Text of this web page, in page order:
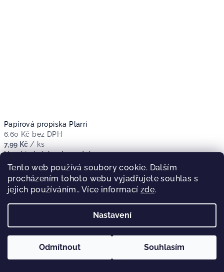
Tento web používá soubory cookie. Dalším
procházením tohoto webu vyjadřujete souhlas s
jejich používáním.. Více informací zde.
Nastavení
Odmítnout Souhlasím
Papírová propiska Plarri
6,60 Kč bez DPH
7,99 Kč / ks
Na objednávku do 14 dní
Detail